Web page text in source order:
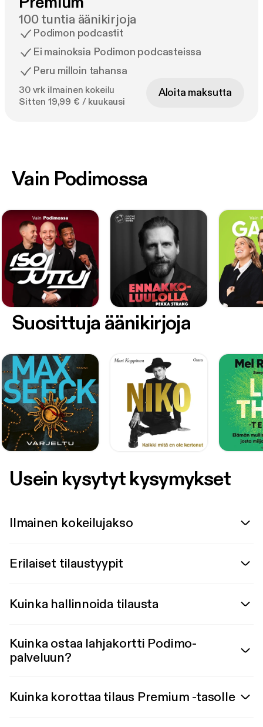
100 tuntia äänikirjoja
Podimon podcastit
Ei mainoksia Podimon podcasteissa
Peru milloin tahansa
30 vrk ilmainen kokeilu
Sitten 19,99 € / kuukausi
Aloita maksutta
Vain Podimossa
Suosittuja äänikirjoja
Usein kysytyt kysymykset
Ilmainen kokeilujakso
Erilaiset tilaustyypit
Kuinka hallinnoida tilausta
Kuinka ostaa lahjakortti Podimo-
palveluun?
Kuinka korottaa tilaus Premium -tasolle